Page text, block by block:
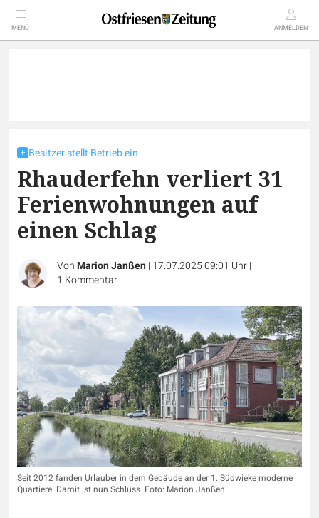
MENÜ ANMELDEN
Besitzer stellt Betrieb ein
Rhauderfehn verliert 31
Ferienwohnungen auf
einen Schlag
VonMarion Janßen| 17.07.2025 09:01 Uhr|
1 Kommentar
Seit 2012 fanden Urlauber in dem Gebäude an der 1. Südwieke moderne
Quartiere. Damit ist nun Schluss. Foto: Marion Janßen